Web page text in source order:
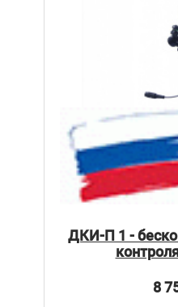
ДКИ-П 1 -
8